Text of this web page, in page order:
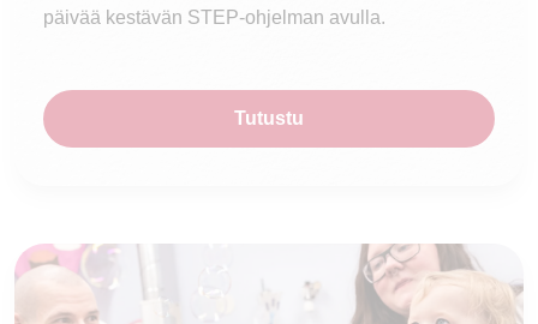
päivää kestävän STEP-ohjelman avulla.
Tutustu